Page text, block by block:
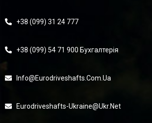
+38 (099) 31 24 777
+38 (099) 54 71 900 Бухгалтерія
Info@eurodriveshafts.com.ua
Eurodriveshafts-Ukraine@ukr.net